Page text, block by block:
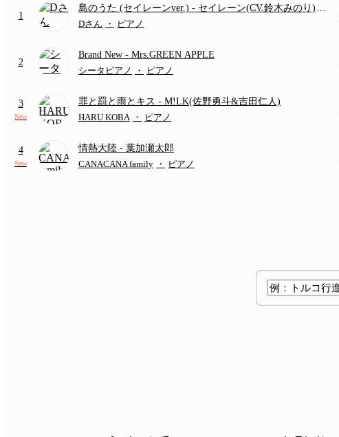
1
島のうた (セイレーンver.) - セイレーン(CV.鈴木みのり)
(難易度:★★★★☆/歌詞・コード・ペダル付き/『映画ち
Dさん ・ ピアノ
2
Brand New - Mrs.GREEN APPLE
シータピアノ
・ ピアノ
3
New
罪と罰と雨とキス - M!LK(佐野勇斗&吉田仁人)
HARU KOBA
・ ピアノ
4
New
情熱大陸 - 葉加瀬太郎
CANACANA family ・ ピアノ